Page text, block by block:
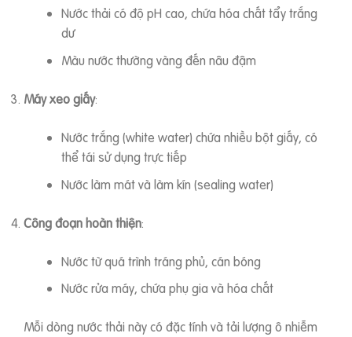
Nước thải có độ pH cao, chứa hóa chất tẩy trắng
dư
Màu nước thường vàng đến nâu đậm
Máy xeo giấy:
Nước trắng (white water) chứa nhiều bột giấy, có
thể tái sử dụng trực tiếp
Nước làm mát và làm kín (sealing water)
Công đoạn hoàn thiện:
Nước từ quá trình tráng phủ, cán bóng
Nước rửa máy, chứa phụ gia và hóa chất
Mỗi dòng nước thải này có đặc tính và tải lượng ô nhiễm